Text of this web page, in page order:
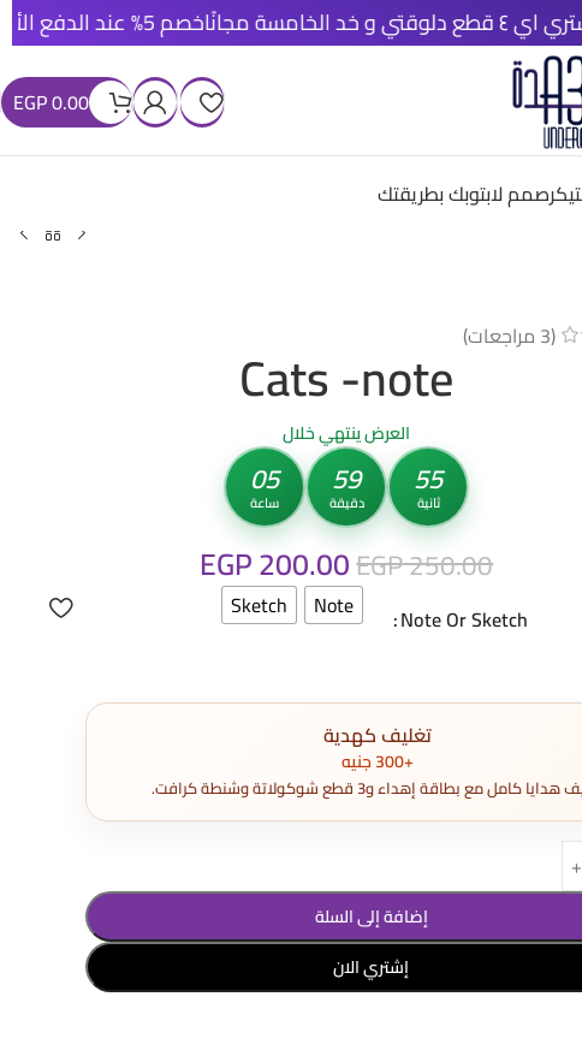
شحن خصم 5% عند الدفع الأونلاين
EGP0.00
صمم لابتوبك بطريقتك
(
3 مراجعات) Cats -note
العرض ينتهي خلال
05
ساعة 59
دقيقة 53
ثانية
EGP250.00
EGP200.00
Note Or Sketch
Note
Sketch
تغليف كهدية
+300 جنيه
كامل مع بطاقة إهداء و3 قطع شوكولاتة وشنطة كرافت.
إضافة إلى السلة
إشتري الان